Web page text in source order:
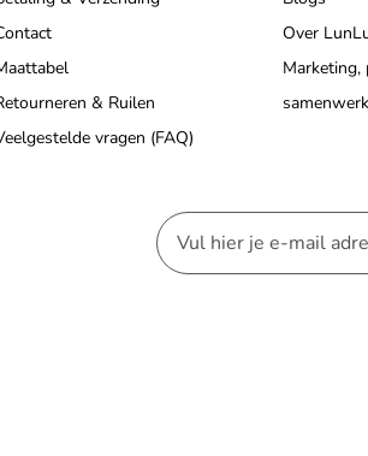
& Ruilen
vragen (FAQ)
Over
Marketing,